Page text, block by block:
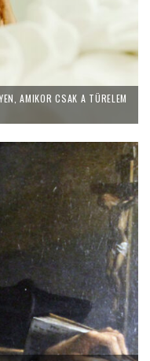
AMIKOR CSAK A TÜRELEM